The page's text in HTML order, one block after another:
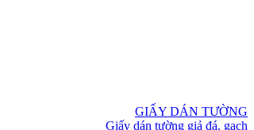
GIẤY DÁN TƯỜNG
Giấy dán tường giả đá, gạch